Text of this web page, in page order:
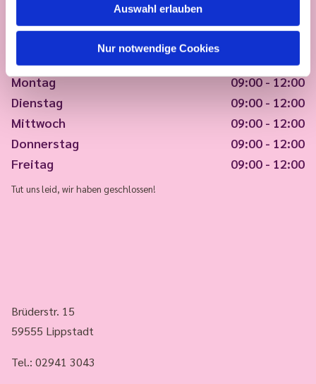
Auswahl erlauben
Nur notwendige Cookies
Montag
09:00 - 12:00
Dienstag
09:00 - 12:00
Mittwoch
09:00 - 12:00
Donnerstag
09:00 - 12:00
Freitag
09:00 - 12:00
Tut uns leid, wir haben geschlossen!
Brüderstr. 15
59555 Lippstadt
Tel.: 02941 3043